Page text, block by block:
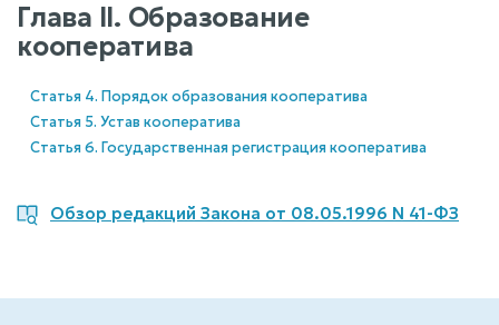
Глава II. Образование
кооператива
Статья 4. Порядок образования кооператива
Статья 5. Устав кооператива
Статья 6. Государственная регистрация кооператива
Обзор редакций Закона от 08.05.1996 N 41-ФЗ